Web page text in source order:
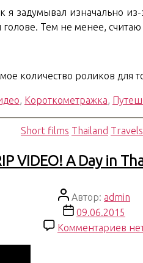
задумывал изначально из-
голове. Тем не менее,
количество роликов для
, Короткометражка,
Рубрики
Short films Thailand Travels
VIDEO! A Day in
Автор
записи
Автор: admin
Дата
записи
09.06.2015
Комментариев к